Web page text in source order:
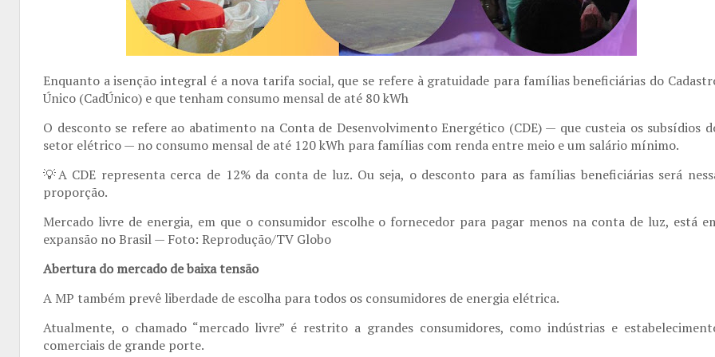
Enquanto a isenção integral é a nova tarifa social, que se refere à gratuidade para famílias beneficiárias do
Único (CadÚnico) e que tenham consumo mensal de até 80 kWh
O desconto se refere ao abatimento na Conta de Desenvolvimento Energético (CDE) — que custeia os subsídios
setor elétrico — no consumo mensal de até 120 kWh para famílias com renda entre meio e um salário mínimo.
💡A CDE representa cerca de 12% da conta de luz. Ou seja, o desconto para as famílias beneficiárias será
proporção.
Mercado livre de energia, em que o consumidor escolhe o fornecedor para pagar menos na conta de luz, está
expansão no Brasil — Foto: Reprodução/TV Globo
Abertura do mercado de baixa tensão
A MP também prevê liberdade de escolha para todos os consumidores de energia elétrica.
Atualmente, o chamado “mercado livre” é restrito a grandes consumidores, como indústrias e
comerciais de grande porte.